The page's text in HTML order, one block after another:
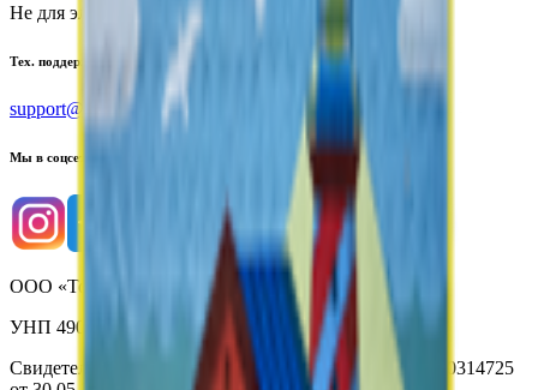
Не для электронных обращений
Тех. поддержка
support@yoda.by
Мы в соцсетях
ООО «Торговая сеть «Продмир»
УНП 490314725
Свидетельство о государственной регистрации № 490314725